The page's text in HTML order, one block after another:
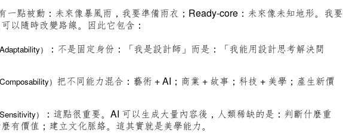
一點被動：未來像暴風雨，我要準備雨衣；Ready-core：未來像未知地形。我要
以隨時改變路線。 因此它包含：
Adaptability）
：不是固定身份：「我是設計師」而是：「我能用設計思考解決問
Composability） 把不同能力混合：藝術 + AI；商業 + 故事； 科技 + 美學；產生新價
Sensitivity）
：這點很重要。AI 可以生成大量內容後，人類稀缺的是：判斷什麼重
有價值；建立文化脈絡。這其實就是美學能力。